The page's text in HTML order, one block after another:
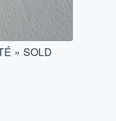
» SOLD